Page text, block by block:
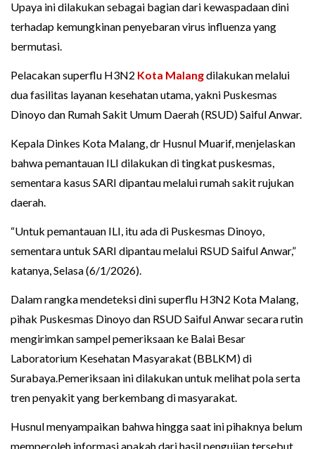
Upaya ini dilakukan sebagai bagian dari kewaspadaan dini
terhadap kemungkinan penyebaran virus influenza yang
bermutasi.
Pelacakan superflu H3N2 Kota Malangdilakukan melalui
dua fasilitas layanan kesehatan utama, yakni Puskesmas
Dinoyo dan Rumah Sakit Umum Daerah (RSUD) Saiful Anwar.
Kepala Dinkes Kota Malang, dr Husnul Muarif, menjelaskan
bahwa pemantauan ILI dilakukan di tingkat puskesmas,
sementara kasus SARI dipantau melalui rumah sakit rujukan
daerah.
“Untuk pemantauan ILI, itu ada di Puskesmas Dinoyo,
sementara untuk SARI dipantau melalui RSUD Saiful Anwar,”
katanya, Selasa (6/1/2026).
Dalam rangka mendeteksi dini superflu H3N2 Kota Malang,
pihak Puskesmas Dinoyo dan RSUD Saiful Anwar secara rutin
mengirimkan sampel pemeriksaan ke Balai Besar
Laboratorium Kesehatan Masyarakat (BBLKM) di
Surabaya.Pemeriksaan ini dilakukan untuk melihat pola serta
tren penyakit yang berkembang di masyarakat.
Husnul menyampaikan bahwa hingga saat ini pihaknya belum
memperoleh informasi apakah dari hasil pengujian tersebut